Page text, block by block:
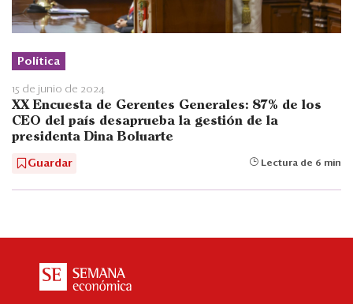
Política
15 de junio de 2024
XX Encuesta de Gerentes Generales: 87% de los
CEO del país desaprueba la gestión de la
presidenta Dina Boluarte
Guardar Lectura de 6 min